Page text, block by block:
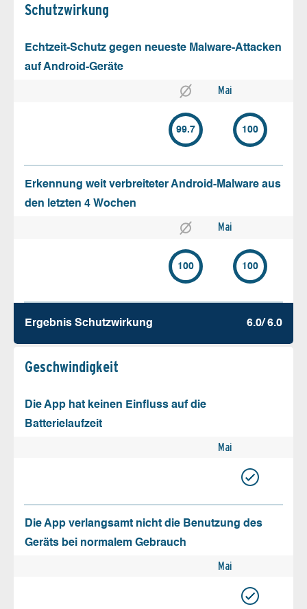
Schutz­wirkung
Echtzeit-Schutz gegen neueste Malware-Attacken
auf Android-Geräte
Mai
99.7 100
Erkennung weit verbreiteter Android-Malware aus
den letzten 4 Wochen
Mai
100 100
Ergebnis Schutz­wirkung 6.0/ 6.0
Geschw­indigkeit
Die App hat keinen Einfluss auf die
Batterielaufzeit
Mai
Die App verlangsamt nicht die Benutzung des
Geräts bei normalem Gebrauch
Mai